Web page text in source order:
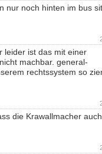
nur noch hinten im bus
leider ist das mit einer
machbar. general-
rechtssystem so
die Krawallmacher